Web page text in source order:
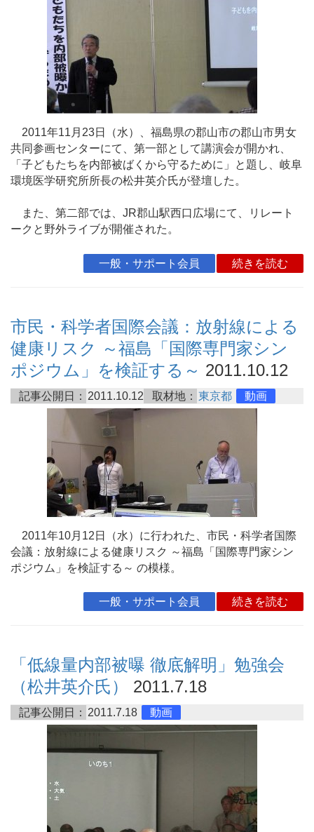
2011年11月23日（水）、福島県の郡山市の郡山市男女
共同参画センターにて、第一部として講演会が開かれ、
「子どもたちを内部被ばくから守るために」と題し、岐阜
環境医学研究所所長の松井英介氏が登壇した。
また、第二部では、JR郡山駅西口広場にて、リレート
ークと野外ライブが開催された。
一般・サポート会員 続きを読む
市民・科学者国際会議：放射線による
健康リスク ～福島「国際専門家シン
ポジウム」を検証する～ 2011.10.12
記事公開日： 2011.10.12 取材地： 東京都 動画
2011年10月12日（水）に行われた、市民・科学者国際
会議：放射線による健康リスク ～福島「国際専門家シン
ポジウム」を検証する～ の模様。
一般・サポート会員 続きを読む
「低線量内部被曝 徹底解明」勉強会
（松井英介氏）
2011.7.18
記事公開日： 2011.7.18 動画